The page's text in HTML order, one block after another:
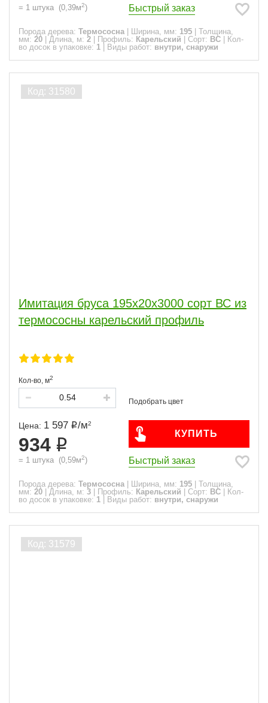
= 1 штука (0,39м2) Быстрый заказ
Порода дерева: Термососна Ширина, мм: 195
Толщина,
мм: 20 Длина, м: 2 Профиль: Карельский Сорт: ВС
Кол-
во досок в упаковке: 1 Виды работ: внутри, снаружи
Имитация бруса 195x20x3000 сорт ВС из
термососны карельский профиль
Кол-во, м2
Цена: 1 597 /м2
934
= 1 штука (0,59м2)
КУПИТЬ
Быстрый заказ
Порода дерева: Термососна Ширина, мм: 195
Толщина,
мм: 20 Длина, м: 3 Профиль: Карельский Сорт: ВС
Кол-
во досок в упаковке: 1 Виды работ: внутри, снаружи